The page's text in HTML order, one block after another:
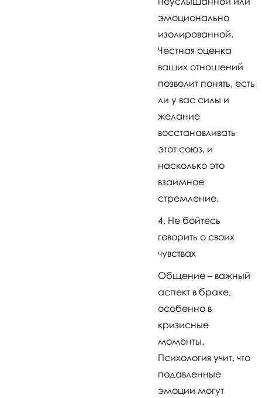
эмоционально
изолированной.
Честная оценка
ваших отношений
позволит понять, есть
ли у вас силы и
желание
восстанавливать
этот союз, и
насколько это
взаимное
стремление.
Не бойтесь
говорить о своих
чувствах
Общение – важный
аспект в браке,
особенно в
кризисные
моменты.
Психология учит, что
подавленные
эмоции могут